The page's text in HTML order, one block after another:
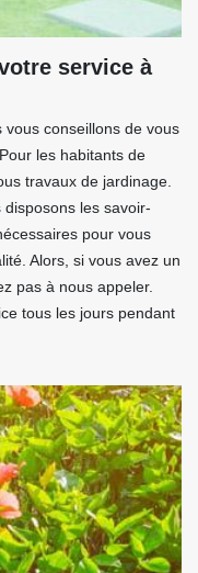
service à
vous conseillons de vous
les habitants de
travaux de jardinage.
les savoir-
pour vous
Alors, si vous avez un
pas à nous appeler.
tous les jours pendant